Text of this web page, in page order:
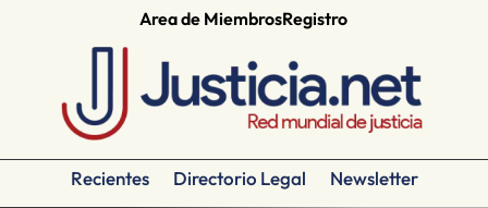
Area de MiembrosRegistro
Recientes Directorio Legal Newsletter